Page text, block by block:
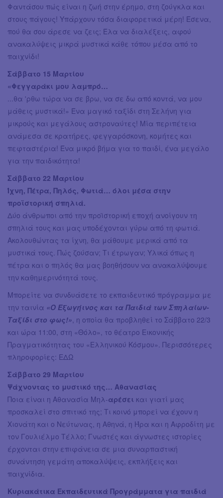
Φαντάσου πώς είναι η ζωή στην έρημο, στη ζούγκλα και
στους πάγους! Υπάρχουν τόσα διαφορετικά μέρη! Έσενα,
πού θα σου άρεσε να ζεις; Έλα να διαλέξεις, αφού
ανακαλύψεις μικρά μυστικά κάθε τόπου μέσα από το
παιχνίδι!
Σάββατο 15 Μαρτίου
«Φεγγαράκι μου λαμπρό…
...θα 'ρθω τώρα να σε βρω, να σε δω από κοντά, να μου
μάθεις μυστικά!» Ένα μαγικό ταξίδι στη Σελήνη για
μικρούς και μεγάλους αστροναύτες! Μία περιπέτεια
ανάμεσα σε κρατήρες, φεγγαρόσκονη, κομήτες και
πεφταστέρια! Ένα μικρό βήμα για το παιδί, ένα μεγάλο
για την παιδικότητα!
Σάββατο 22 Μαρτίου
Ίχνη, Πέτρα, Πηλός, Φωτιά… όλοι μέσα στην
προϊστορική σπηλιά.
Δύο άνθρωποι από την προϊστορική εποχή ανοίγουν τη
σπηλιά τους και μας υποδέχονται γύρω από τη φωτιά.
Ακολουθώντας τα ίχνη, θα μάθουμε μερικά από τα
μυστικά τους. Πώς ζούσαν; Τι έτρωγαν; Υλικά όπως η
πέτρα και ο πηλός θα μας βοηθήσουν να ανακαλύψουμε
την καθημερινότητά τους.
Μπορείτε να συνδυάσετε το εκπαιδευτικό πρόγραμμα με
την ταινία «Ο Εξωγήινος και τα Παιδιά των Σπηλαίων-
Ταξίδι στο φως!», η οποία θα προβληθεί το Σάββατο 22/3
και ώρα 11:00, στη «Θόλο», το θέατρο Εικονικής
Πραγματικότητας του «Ελληνικού Κόσμου». Περισσότερες
πληροφορίες: ΕΔΩ
Σάββατο 29 Μαρτίου
Ψάχνοντας το μυστικό της… Αθανασίας
Ποια είναι η Αθανασία Μηλ-αρέσει και γιατί μας
προσκαλεί στο σπιτικό της; Τι κοινό μπορεί να έχουν η
Χιονάτη και ο Νεύτωνας, η Αθηνά, η Ήρα και η Αφροδίτη με
τον Γουλιέλμο Τέλλο; Γνωστές και άγνωστες ιστορίες
έρχονται στην επιφάνεια σε μια συναρπαστική
συνάντηση γεμάτη αποκαλύψεις, εκπλήξεις και
παιχνίδια.
Κυριακάτικα Εκπαιδευτικά Προγράμματα για παιδιά